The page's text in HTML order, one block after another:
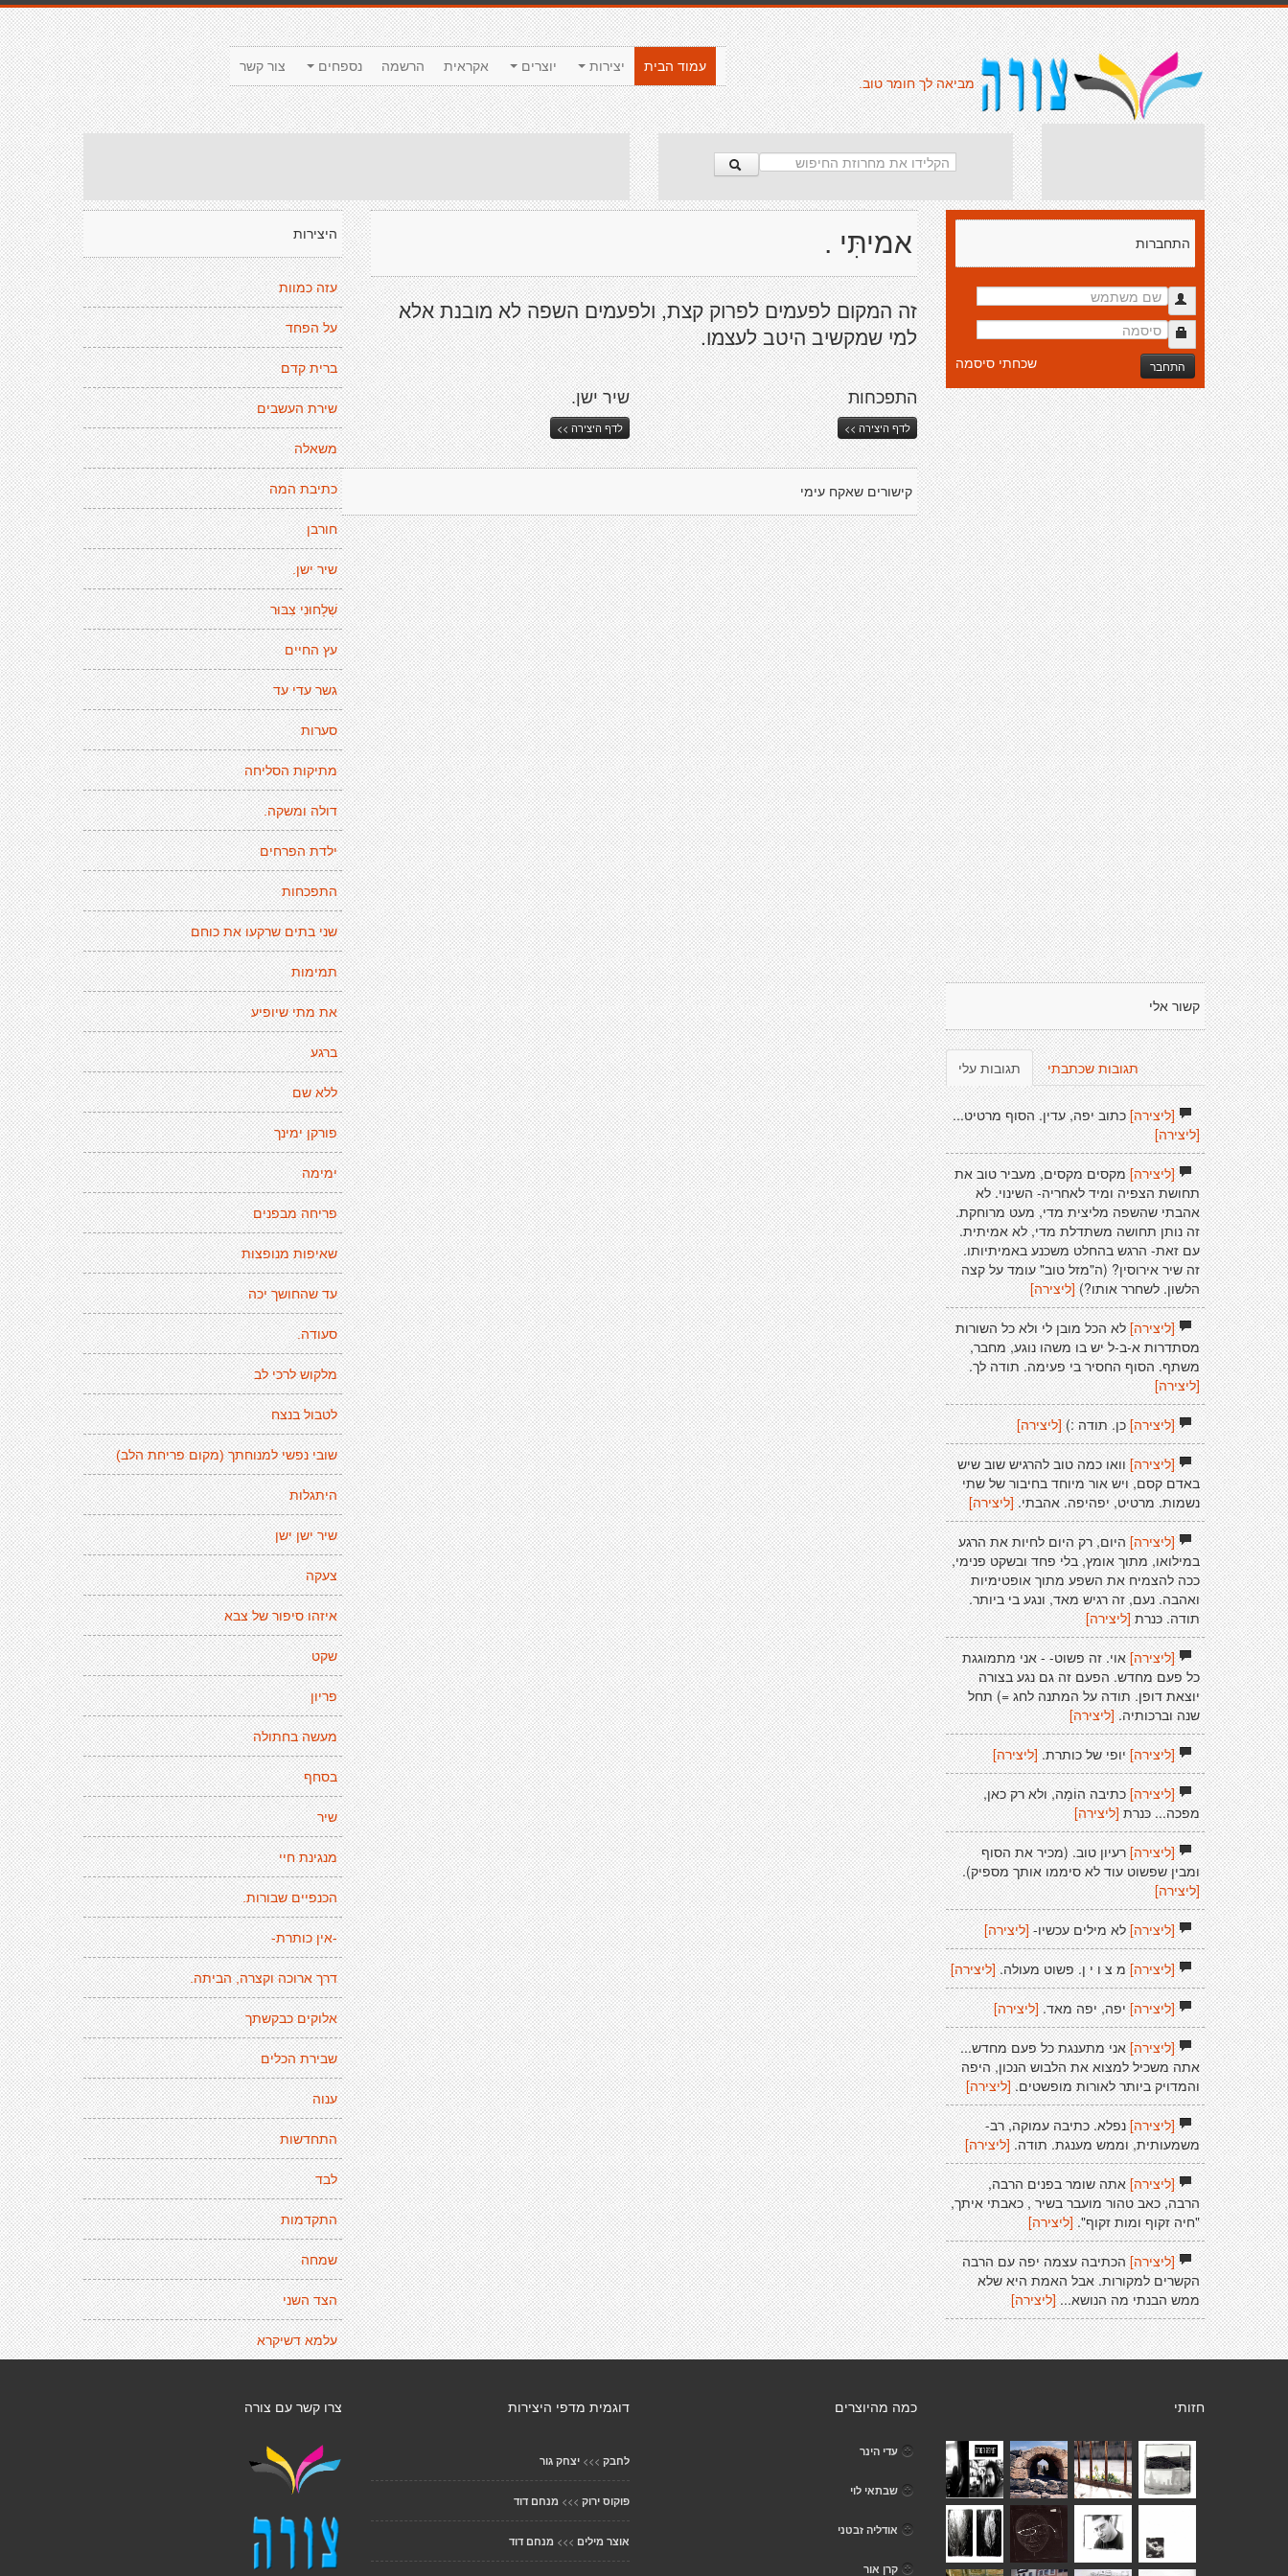
צור קשר נספחים הרשמה אקראית יוצרים יצירות
עמוד הבית
מביאה לך חומר טוב.
היצירות
עזה כמוות
על הפחד
ברית קדם
שירת העשבים
משאלה
כתיבת המה
חורבן
שיר ישן.
שְׁלָחוּנִי צִבּוּר
עץ החיים
גשר עדי עד
סערות
מתיקות הסליחה
דולה ומשקה.
ילדת הפרחים
התפכחות
שני בתים שרקעו את כוחם
תמימות
את מתי שיופיע
ברגע
ללא שם
פורקן ימינך
ימימה
פריחה מבפנים
שאיפות מנופצות
עד שהחושך יכה
סעודה.
מלקוש לרכי לב
לטבול בנצח
שובי נפשי למנוחתך (מקום פריחת הלב)
היתגלות
שיר ישן ישן
צעקה
איזהו סיפור של צבא
שקט
פריון
מעשה בחתולה
בסחף
שיר
מנגינת חיי
הכנפיים שבורות.
-אין כותרת-
דרך ארוכה וקצרה, הביתה.
אלוקים כבקשתך
שבירת הכלים
ענוה
התחדשות
לבד
התקדמות
שמחה
הצד השני
עלמא דשיקרא
אמיתִּי .
זה המקום לפעמים לפרוק קצת, ולפעמים השפה לא מובנת אלא
למי שמקשיב היטב לעצמו.
שיר ישן.
לדף היצירה >>
התפכחות
לדף היצירה >>
קישורים שאקח עימי
התחברות
התחבר שכחתי סיסמה
קשור אלי
תגובות עלי תגובות שכתבתי
[ליצירה]כתוב יפה, עדין. הסוף מרטיט...
[ליצירה]
[ליצירה]מקסים מקסים, מעביר טוב את
תחושת הצפיה ומיד לאחריה- השינוי. לא
אהבתי שהשפה מליצית מדי, מעט מרוחקת.
זה נותן תחושה משתדלת מדי, לא אמיתית.
עם זאת- הרגש בהחלט משכנע באמיתיותו.
זה שיר אירוסין? (ה"מזל טוב" עומד על קצה
הלשון. לשחרר אותו?)[ליצירה]
[ליצירה]לא הכל מובן לי ולא כל השורות
מסתדרות א-ב-ל יש בו משהו נוגע, מחבר,
משתף. הסוף החסיר בי פעימה. תודה לך.
[ליצירה]
[ליצירה]כן. תודה :) [ליצירה]
[ליצירה]וואו כמה טוב להרגיש שוב שיש
באדם קסם, ויש אור מיוחד בחיבור של שתי
נשמות. מרטיט, יפהיפה. אהבתי. [ליצירה]
[ליצירה]היום, רק היום לחיות את הרגע
במילואו, מתוך אומץ, בלי פחד ובשקט פנימי,
ככה להצמיח את השפע מתוך אופטימיות
ואהבה. נעם, זה רגיש מאד, ונגע בי ביותר.
תודה. כּנרת[ליצירה]
[ליצירה]אוי. זה פשוט- - אני מתמוגגת
כל פעם מחדש. הפעם זה גם נגע בצורה
יוצאת דופן. תודה על המתנה לחג =) תחל
שנה וברכותיה. [ליצירה]
[ליצירה]יופי של כותרת. [ליצירה]
[ליצירה]כתיבה הוֹמָה, ולא רק כאן,
מפכה... כּנרת [ליצירה]
[ליצירה]רעיון טוב. (מכיר את הסוף
ומבין שפשוט עוד לא סיממו אותך מספיק).
[ליצירה]
[ליצירה]לא מילים עכשיו- [ליצירה]
[ליצירה]מ צ ו י ן. פשוט מעולה. [ליצירה]
[ליצירה]יפה, יפה מאד. [ליצירה]
[ליצירה]אני מתענגת כל פעם מחדש...
אתה משכיל למצוא את הלבוש הנכון, היפה
והמדויק ביותר לאורות מופשטים. [ליצירה]
[ליצירה]נפלא. כתיבה עמוקה, רב-
משמעותית, וממש מענגת. תודה. [ליצירה]
[ליצירה]אתה שומר בפנים הרבה,
הרבה, כאב טהור מועבר בשיר , כאבתי איתך,
"חיה זקוף ומות זקוף".[ליצירה]
[ליצירה]הכתיבה עצמה יפה עם הרבה
הקשרים למקורות. אבל האמת היא שלא
ממש הבנתי מה הנושא...[ליצירה]
צרו קשר עם צורה דוגמית מדפי היצירות
לחבק >>> יצחק גור
פוקוס ירוק >>> מנחם דוד
אוצר מילים >>> מנחם דוד
כמה מהיוצרים
עדי הינר
שבתאי לוי
אודליה זבטני
קרן אור
חזותי